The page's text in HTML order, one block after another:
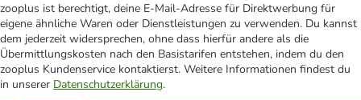
zooplus ist berechtigt, deine E-Mail-Adresse für Direktwerbung für
eigene ähnliche Waren oder Dienstleistungen zu verwenden. Du kannst
dem jederzeit widersprechen, ohne dass hierfür andere als die
Übermittlungskosten nach den Basistarifen entstehen, indem du den
zooplus Kundenservice kontaktierst. Weitere Informationen findest du
in unserer Datenschutzerklärung.